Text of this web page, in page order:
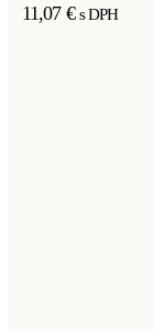
11,07 € s DPH